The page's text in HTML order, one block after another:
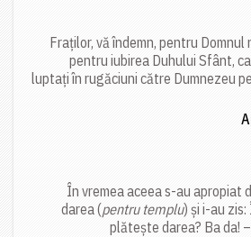
Fraților, vă îndemn, pentru
pentru iubirea Duhului Sfânt,
luptați în rugăciuni către Dumnezeu
În vremea aceea s-au apropiat
darea (pentru templu) și i-au
plătește darea? Ba da!